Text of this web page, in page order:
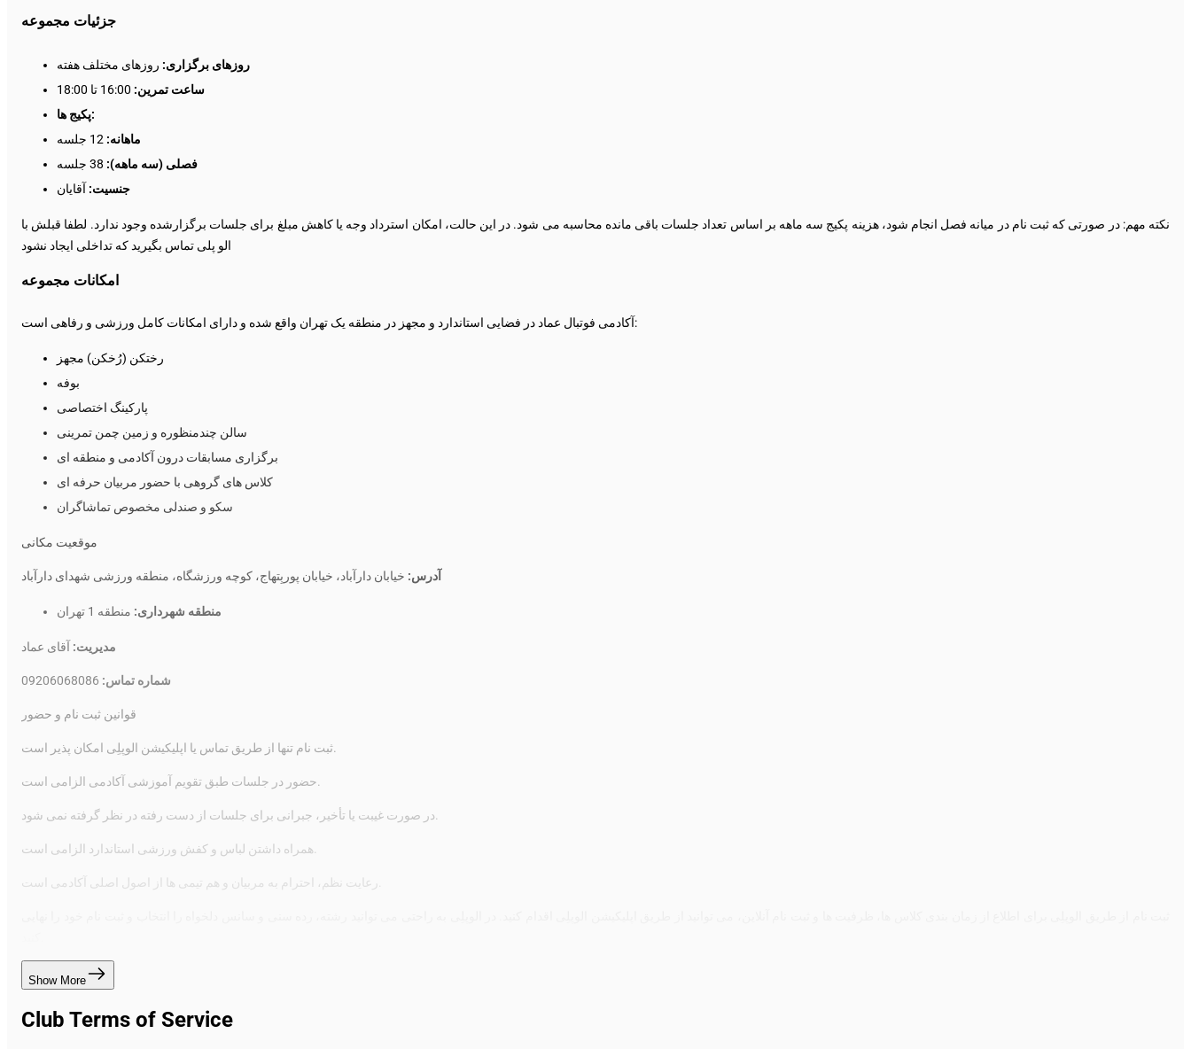
جزئیات مجموعه
روزهای برگزاری: روزهای مختلف هفته
ساعت تمرین:
پکیج ها:
ماهانه:
فصلی (سه ماهه):
جنسیت: آقایان
نکته مهم: در صورتی که ثبت نام در میانه فصل انجام شود، هزینه پکیج سه ماهه بر اساس تعداد جلسات باقی مانده محاسبه می شود. در این حالت، امکان استرداد وجه یا کاهش مبلغ برای جلسات برگزارشده وجود ندارد. لطفا قبلش با
الو پلی تماس بگیرید که تداخلی ایجاد نشود
امکانات مجموعه
آکادمی فوتبال عماد در فضایی استاندارد و مجهز در منطقه یک تهران واقع شده و دارای امکانات کامل ورزشی و رفاهی است:
رختکن (رُخکن) مجهز
بوفه
پارکینگ اختصاصی
سالن چندمنظوره و زمین چمن تمرینی
برگزاری مسابقات درون آکادمی و منطقه ای
کلاس های گروهی با حضور مربیان حرفه ای
سکو و صندلی مخصوص تماشاگران
موقعیت مکانی
آدرس: خیابان دارآباد، خیابان پوربِتهاج، کوچه ورزشگاه، منطقه ورزشی شهدای دارآباد
منطقه شهرداری: منطقه 1 تهران
مدیریت: آقای عماد
شماره تماس:
قوانین ثبت نام و حضور
ثبت نام تنها از طریق تماس یا اپلیکیشن الوپلِی امکان پذیر است.
حضور در جلسات طبق تقویم آموزشی آکادمی الزامی است.
در صورت غیبت یا تأخیر، جبرانی برای جلسات از دست رفته در نظر گرفته نمی شود.
همراه داشتن لباس و کفش ورزشی استاندارد الزامی است.
Show More
Club Terms of Service